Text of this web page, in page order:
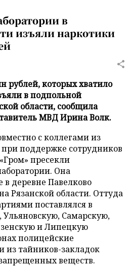
в
изъяли наркотики
рублей, которых хватило
в подпольной
области, сообщила
МВД Ирина Волк.
с коллегами из
поддержке сотрудников
пресекли
Она
в деревне Павелково
Рязанской области. Оттуда
поставлялся в
Самарскую,
и Липецкую
полицейские
из тайников-закладок
веществ.